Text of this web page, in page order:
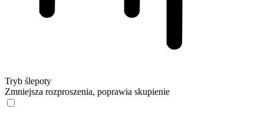
Tryb ślepoty
Zmniejsza rozproszenia, poprawia skupienie